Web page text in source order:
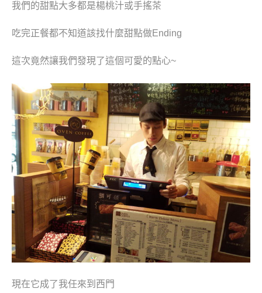
我們的甜點大多都是楊桃汁或手搖茶
吃完正餐都不知道該找什麼甜點做Ending
這次竟然讓我們發現了這個可愛的點心~
現在它成了我任來到西門